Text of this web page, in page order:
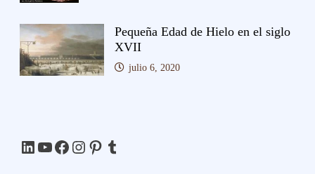
Pequeña Edad de Hielo en el siglo
XVII
julio 6, 2020
LinkedIn
YouTube
Facebook
Instagram
Pinterest
Tumblr